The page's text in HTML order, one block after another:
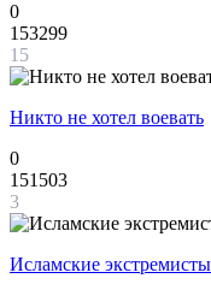
0
153299
15
Никто не хотел воевать
0
151503
3
Исламские